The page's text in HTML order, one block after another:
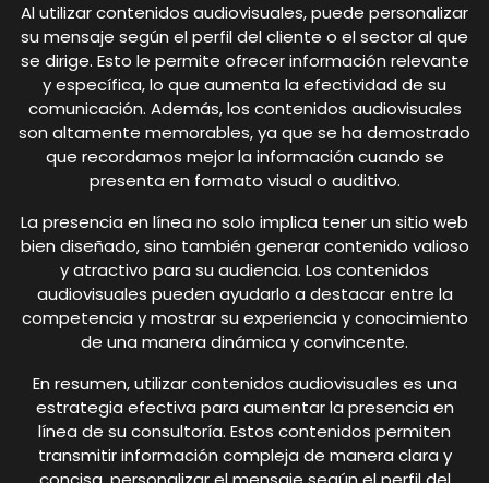
Al utilizar contenidos audiovisuales, puede personalizar
su mensaje según el perfil del cliente o el sector al que
se dirige. Esto le permite ofrecer información relevante
y específica, lo que aumenta la efectividad de su
comunicación. Además, los contenidos audiovisuales
son altamente memorables, ya que se ha demostrado
que recordamos mejor la información cuando se
presenta en formato visual o auditivo.
La presencia en línea no solo implica tener un sitio web
bien diseñado, sino también generar contenido valioso
y atractivo para su audiencia. Los contenidos
audiovisuales pueden ayudarlo a destacar entre la
competencia y mostrar su experiencia y conocimiento
de una manera dinámica y convincente.
En resumen, utilizar contenidos audiovisuales es una
estrategia efectiva para aumentar la presencia en
línea de su consultoría. Estos contenidos permiten
transmitir información compleja de manera clara y